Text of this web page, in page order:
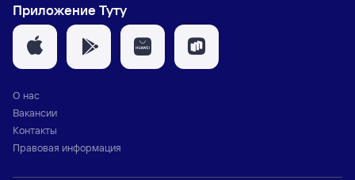
Приложение Туту
О нас
Вакансии
Контакты
Правовая информация